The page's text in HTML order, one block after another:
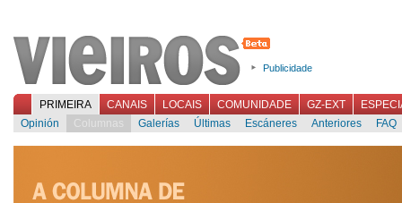
Publicidade
PRIMEIRA CANAIS LOCAIS COMUNIDADE GZ-EXT
Opinión
Columnas Galerías Últimas Escáneres Anteriores FAQ